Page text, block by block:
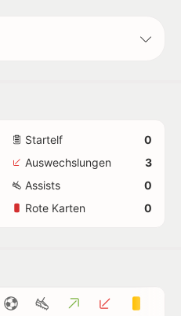
Startelf
0
Auswechslungen
3
Assists
0
Rote Karten 0